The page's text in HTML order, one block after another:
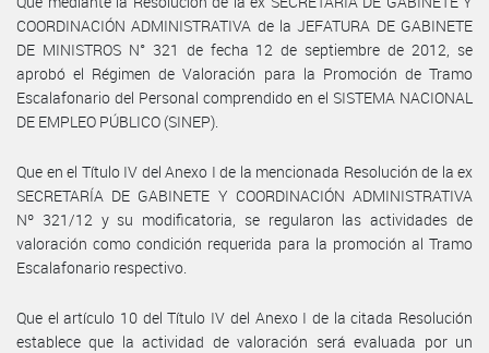
COORDINACIÓN ADMINISTRATIVA de la JEFATURA DE GABINETE
DE MINISTROS N° 321 de fecha 12 de septiembre de 2012, se
aprobó el Régimen de Valoración para la Promoción de Tramo
Escalafonario del Personal comprendido en el SISTEMA NACIONAL
DE EMPLEO PÚBLICO (SINEP).
Que en el Título IV del Anexo I de la mencionada Resolución de la ex
SECRETARÍA DE GABINETE Y COORDINACIÓN ADMINISTRATIVA
Nº 321/12 y su modificatoria, se regularon las actividades de
valoración como condición requerida para la promoción al Tramo
Escalafonario respectivo.
Que el artículo 10 del Título IV del Anexo I de la citada Resolución
establece que la actividad de valoración será evaluada por un